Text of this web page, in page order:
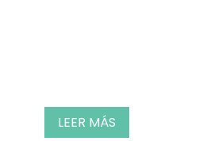
LEER MÁS